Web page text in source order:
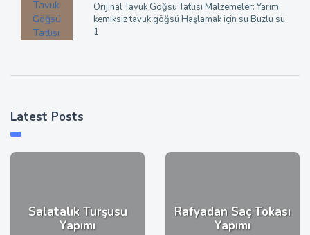
Orijinal Tavuk Göğsü Tatlısı Malzemeler: Yarım
kemiksiz tavuk göğsü Haşlamak için su Buzlu su
1
Latest Posts
Salatalık Turşusu
Yapımı
Rafyadan Saç Tokası
Yapımı